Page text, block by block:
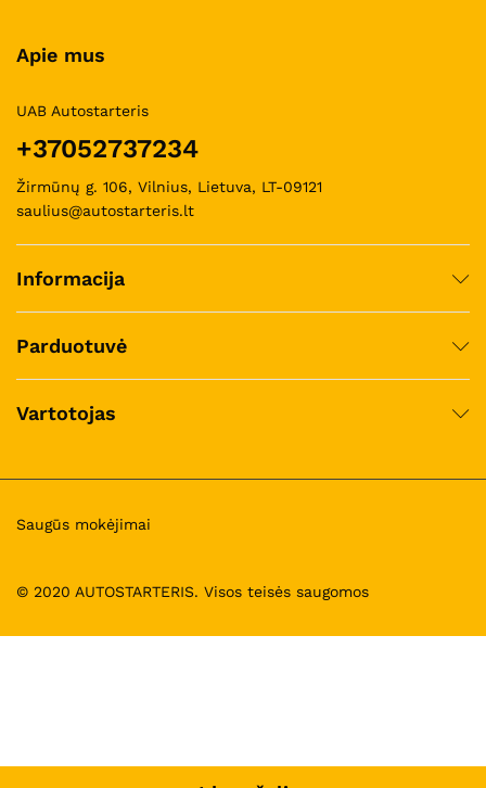
Apie mus
UAB Autostarteris
+37052737234
Žirmūnų g. 106, Vilnius, Lietuva, LT-09121
saulius@autostarteris.lt
Informacija
Parduotuvė
Vartotojas
© 2020 AUTOSTARTERIS. Visos teisės saugomos
Saugūs mokėjimai